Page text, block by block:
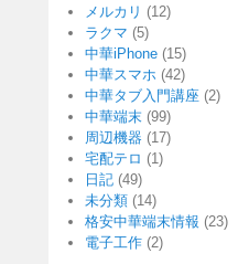
メルカリ (12)
ラクマ (5)
中華iPhone (15)
中華スマホ (42)
中華タブ入門講座 (2)
中華端末 (99)
周辺機器 (17)
宅配テロ (1)
日記 (49)
未分類 (14)
格安中華端末情報 (23)
電子工作 (2)